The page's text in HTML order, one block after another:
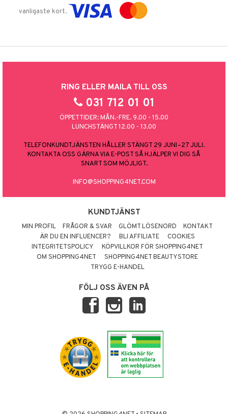
vanligaste kort.
RING ELLER MAILA TILL OSS
031 712 01 01
ÖPPETTIDER: MÅN.-FRE. 9.00 - 15.00
LUNCHSTÄNGT 12.00 - 13.00
TELEFONKUNDTJÄNSTEN HÅLLER STÄNGT 29 JUNI–27 JULI.
KONTAKTA OSS GÄRNA VIA E-POST SÅ HJÄLPER VI DIG SÅ
SNART SOM MÖJLIGT.
INFO@SHOPPING4NET.COM
KUNDTJÄNST
MIN PROFIL FRÅGOR & SVAR GLÖMT LÖSENORD
KONTAKT
ÄR DU EN INFLUENCER?
BLI AFFILIATE
COOKIES
INTEGRITETSPOLICY
KÖPVILLKOR FÖR SHOPPING4NET
OM SHOPPING4NET
SHOPPING4NET BEAUTYSTORE
TRYGG E-HANDEL
FÖLJ OSS ÄVEN PÅ